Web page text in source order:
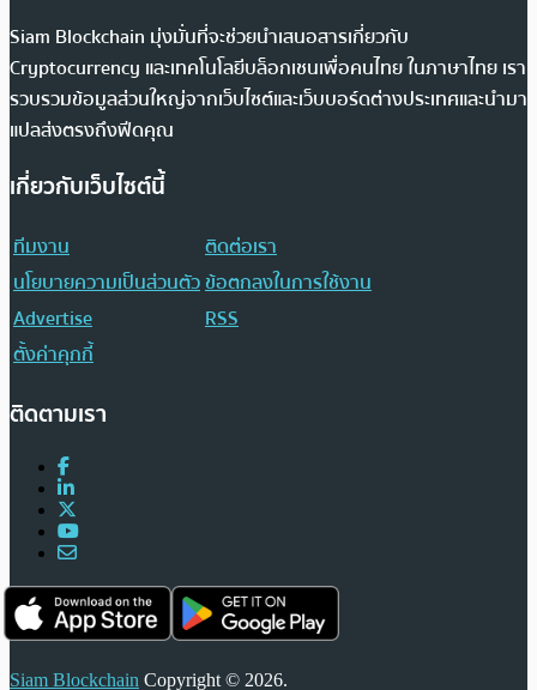
Siam Blockchain มุ่งมั่นที่จะช่วยนำเสนอสารเกี่ยวกับ
Cryptocurrency และเทคโนโลยีบล็อกเชนเพื่อคนไทย ในภาษาไทย เรา
รวบรวมข้อมูลส่วนใหญ่จากเว็บไซต์และเว็บบอร์ดต่างประเทศและนำมา
แปลส่งตรงถึงฟีดคุณ
เกี่ยวกับเว็บไซต์นี้
ทีมงาน
ติดต่อเรา
นโยบายความเป็นส่วนตัวข้อตกลงในการใช้งาน
Advertise
RSS
ตั้งค่าคุกกี้
ติดตามเรา
Siam Blockchain Copyright © 2026.